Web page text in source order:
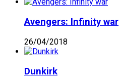
Avengers: Infinity war
26/04/2018
Dunkirk